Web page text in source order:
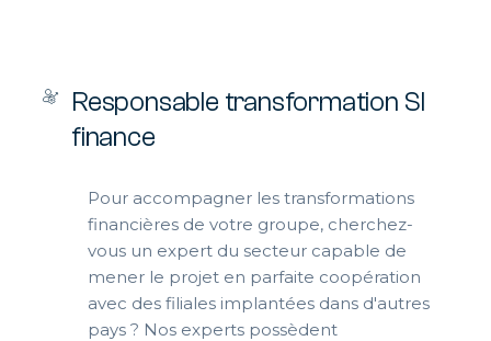
Responsable transformation SI
finance
Pour accompagner les transformations
financières de votre groupe, cherchez-
vous un expert du secteur capable de
mener le projet en parfaite coopération
avec des filiales implantées dans d'autres
pays ? Nos experts possèdent